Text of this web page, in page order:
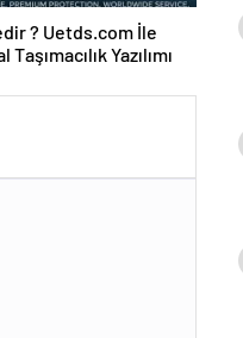
? Uetds.com İle
Taşımacılık Yazılımı